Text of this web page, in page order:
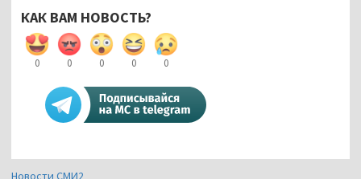
КАК ВАМ НОВОСТЬ?
0 0 0 0 0
Новости СМИ2